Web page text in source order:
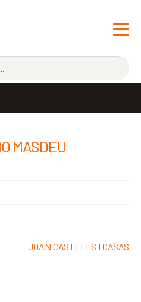
MASDEU
Pròxima
JOAN CASTELLS I CASAS